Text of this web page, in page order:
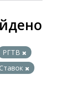
РГТВ
Ставок